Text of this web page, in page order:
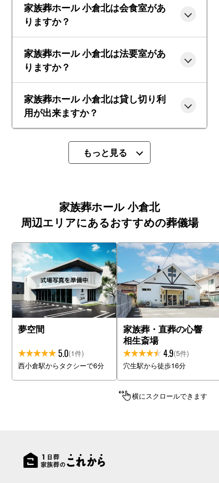
家族葬ホール 小倉北は会食室があ
りますか？
家族葬ホール 小倉北は法要室があ
りますか？
家族葬ホール 小倉北は貸し切り利
用が出来ますか？
もっと見る
家族葬ホール 小倉北
周辺エリアにあるおすすめの葬儀場
夢空間
5.0(1件)
西小倉駅からタクシーで6分
家族葬・直葬の心響
相生斎場
4.9(5件)
穴生駅から徒歩16分
横にスクロールできます